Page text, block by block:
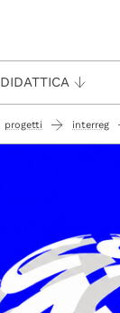
DIDATTICA
progetti interreg